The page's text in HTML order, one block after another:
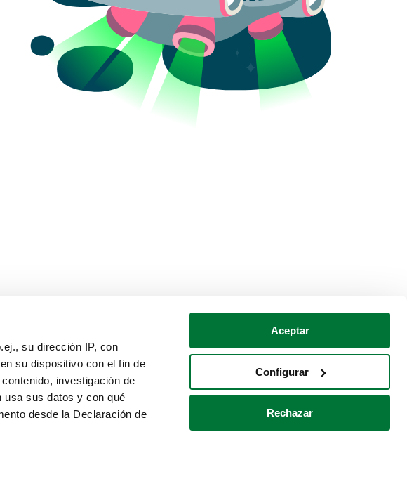
su dirección IP, con
su dispositivo con el fin de
investigación de
usa sus datos y con qué
desde la Declaración de
Aceptar
Configurar
Rechazar